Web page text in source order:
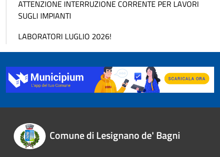
ATTENZIONE INTERRUZIONE CORRENTE PER LAVORI
SUGLI IMPIANTI
LABORATORI LUGLIO 2026!
Comune di Lesignano de' Bagni